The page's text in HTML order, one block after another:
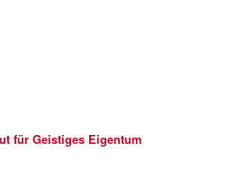
für Geistiges Eigentum